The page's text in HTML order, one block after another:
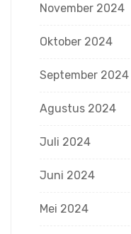
November 2024
Oktober 2024
September 2024
Agustus 2024
Juli 2024
Juni 2024
Mei 2024